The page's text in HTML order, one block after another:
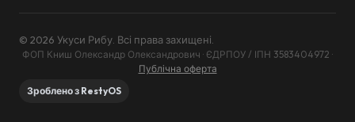
© 2026 Укуси Рибу Всі права захищені
ФОП Книш Олександр Олександрович · ЄДРПОУ / ІПН 3583404972 ·
Публічна оферта
Зроблено з RestyOS